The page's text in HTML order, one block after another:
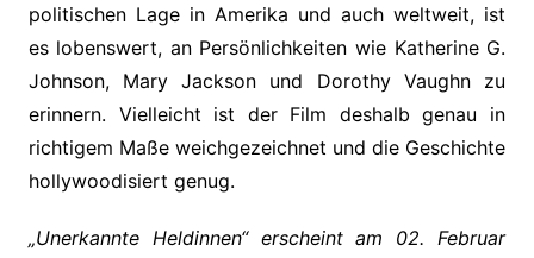
politischen Lage in Amerika und auch weltweit, ist
es lobenswert, an Persönlichkeiten wie Katherine G.
Johnson, Mary Jackson und Dorothy Vaughn zu
erinnern. Vielleicht ist der Film deshalb genau in
richtigem Maße weichgezeichnet und die Geschichte
hollywoodisiert genug.
„Unerkannte Heldinnen“ erscheint am 02. Februar